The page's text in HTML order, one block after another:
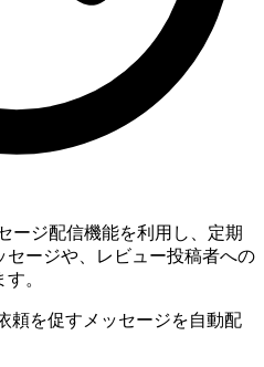
ージ配信機能を利用し、定期
ージや、レビュー投稿者への
。
頼を促すメッセージを自動配